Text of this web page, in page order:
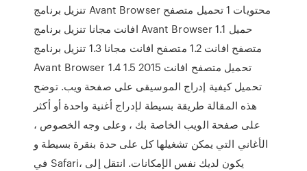
تنزيل برنامج Avant Browser محتويات 1 تحميل متصفح
افانت مجانا تنزيل برنامج Avant Browser 1.1 حميل
متصفح افانت 1.2 متصفح افانت مجانا 1.3 تنزيل برنامج
Avant Browser 1.4 تحميل متصفح افانت 2015 1.5
تحميل كيفية إدراج الموسيقى على صفحة ويب. توضح
هذه المقالة طريقة بسيطة لإدراج أغنية واحدة أو أكثر
على صفحة الويب الخاصة بك ، وعلى وجه الخصوص ،
الأغاني التي يمكن تشغيلها كل على حدة بنقرة بسيطة و
في Safari، يكون لديك نفس الإمكانات. انتقل إلى